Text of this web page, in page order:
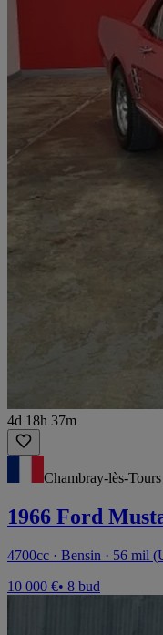
4d 18h 37m
Chambray-lès-Tours
1966 Ford
4700cc · Bensin · 56 mil
10 000 €• 8 bud